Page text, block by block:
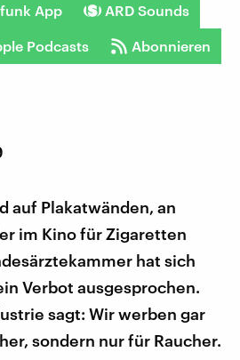
App ARD Sounds
Podcasts Abonnieren
auf Plakatwänden, an
im Kino für Zigaretten
hat sich
Verbot ausgesprochen.
sagt: Wir werben gar
sondern nur für Raucher.